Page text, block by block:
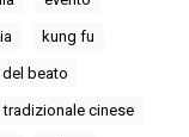
kung fu
beato
cinese